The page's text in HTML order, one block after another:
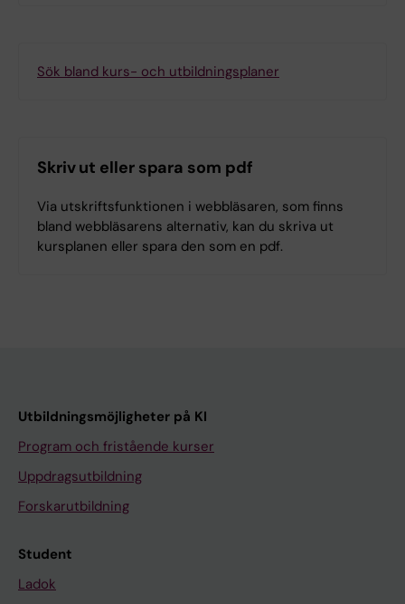
Sök bland kurs- och utbildningsplaner
Skriv ut eller spara som pdf
Via utskriftsfunktionen i webbläsaren, som finns
bland webbläsarens alternativ, kan du skriva ut
kursplanen eller spara den som en pdf.
Utbildningsmöjligheter på KI
Program och fristående kurser
Uppdragsutbildning
Forskarutbildning
Student
Ladok